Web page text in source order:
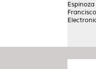
Francisco